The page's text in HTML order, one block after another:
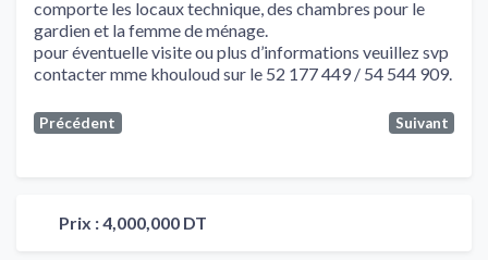
comporte les locaux technique, des chambres pour le
gardien et la femme de ménage.
pour éventuelle visite ou plus d’informations veuillez svp
contacter mme khouloud sur le 52 177 449 / 54 544 909.
Précédent Suivant
Prix :4,000,000 DT